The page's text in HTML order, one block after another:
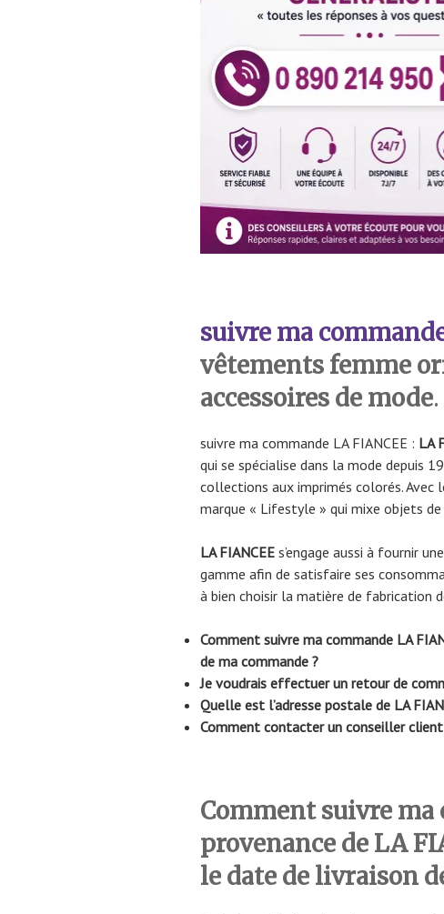
suivre ma
vêtements femme
accessoires de mode.
suivre ma commande LA FIANCEE : LA
qui se spécialise dans la mode depuis
collections aux imprimés colorés. Avec
marque « Lifestyle » qui mixe objets
LA FIANCEE s’engage aussi à fournir
gamme afin de satisfaire ses
à bien choisir la matière de fabrication
Comment suivre ma commande LA
de ma commande ?
Je voudrais effectuer un retour de
Quelle est l’adresse postale de LA
Comment contacter un conseiller client
Comment suivre ma
provenance de LA
le date de livraison